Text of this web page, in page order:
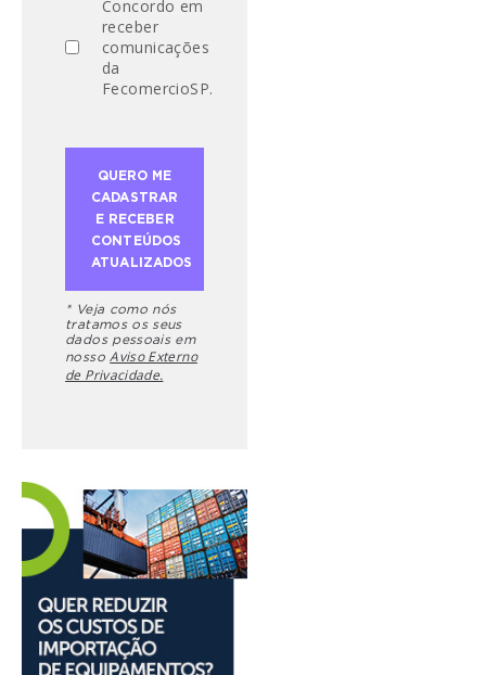
Concordo em
receber
comunicações
da
FecomercioSP.
* Veja como nós
tratamos os seus
dados pessoais em
nosso Aviso Externo
de Privacidade.